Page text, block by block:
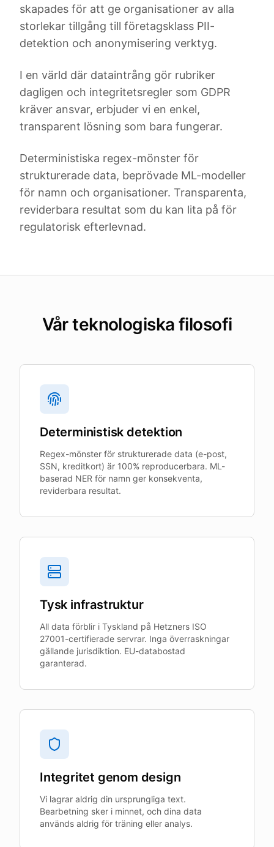
skapades för att ge organisationer av alla
storlekar tillgång till företagsklass PII-
detektion och anonymisering verktyg.
I en värld där dataintrång gör rubriker
dagligen och integritetsregler som GDPR
kräver ansvar, erbjuder vi en enkel,
transparent lösning som bara fungerar.
Deterministiska regex-mönster för
strukturerade data, beprövade ML-modeller
för namn och organisationer. Transparenta,
reviderbara resultat som du kan lita på för
regulatorisk efterlevnad.
Vår teknologiska filosofi
Deterministisk detektion
Regex-mönster för strukturerade data (e-post,
SSN, kreditkort) är 100% reproducerbara. ML-
baserad NER för namn ger konsekventa,
reviderbara resultat.
Tysk infrastruktur
All data förblir i Tyskland på Hetzners ISO
27001-certifierade servrar. Inga överraskningar
gällande jurisdiktion. EU-databostad
garanterad.
Integritet genom design
Vi lagrar aldrig din ursprungliga text.
Bearbetning sker i minnet, och dina data
används aldrig för träning eller analys.